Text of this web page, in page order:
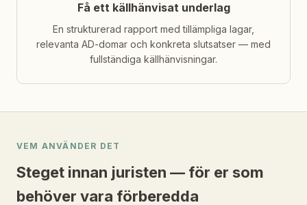
Få ett källhänvisat underlag
En strukturerad rapport med tillämpliga lagar,
relevanta AD-domar och konkreta slutsatser — med
fullständiga källhänvisningar.
VEM ANVÄNDER DET
Steget innan juristen — för er som
behöver vara förberedda